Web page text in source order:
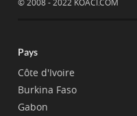
Pays
Côte d'Ivoire
Burkina Faso
Gabon